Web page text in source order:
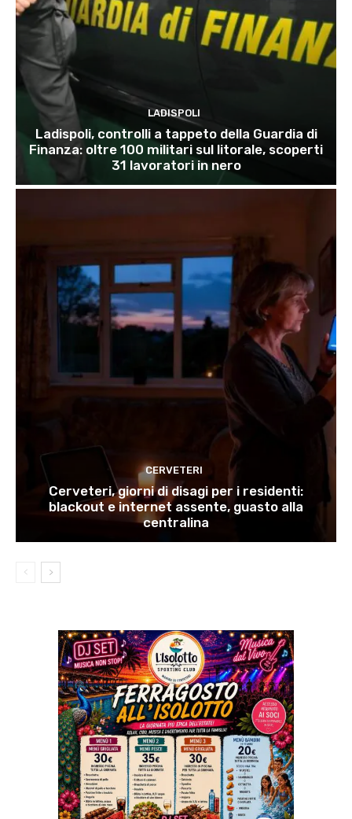
LADISPOLI
Ladispoli, controlli a tappeto della Guardia di
Finanza: oltre 100 militari sul litorale, scoperti
31 lavoratori in nero
CERVETERI
Cerveteri, giorni di disagi per i residenti:
blackout e internet assente, guasto alla
centralina